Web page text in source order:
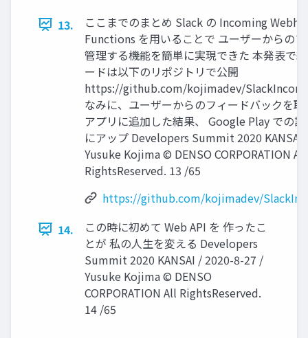
13.
ここまでのまとめ Slack の Incoming
Functions を用いることで ユーザーからの
管理する機能を簡単に実現できた 本発表で
ードは以下のリポジトリで公開
https://github.com/kojimadev/
なみに、ユーザーからのフィードバックを
アプリに追加した結果、 Google Play での
にアップ Developers Summit 2020
Yusuke Kojima © DENSO CORPORATION All
RightsReserved. 13 /65
https://github.com/kojimadev/
14.
この時に初めて Web API を 作ったこ
とが 私の人生を変える Developers
Summit 2020 KANSAI / 2020-8-27 /
Yusuke Kojima © DENSO
CORPORATION All RightsReserved.
14 /65